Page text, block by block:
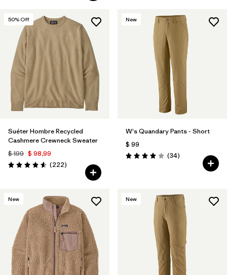
50% Off
Suéter Hombre Recycled
Cashmere Crewneck Sweater
$ 199 $ 98,99
Valoración: 4.6 / 5
(222Comentarios
)
New
W's Quandary Pants - Short
$ 99
Valoración: 4.0 / 5
(34Comentarios
)
New New